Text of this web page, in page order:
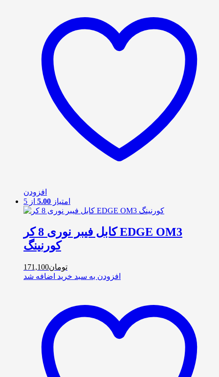
افزودن
امتیاز 5.00 از 5
کابل فیبر نوری 8 کر EDGE OM3
کورنینگ
تومان171,100
افزودن به سبد خرید اضافه شد